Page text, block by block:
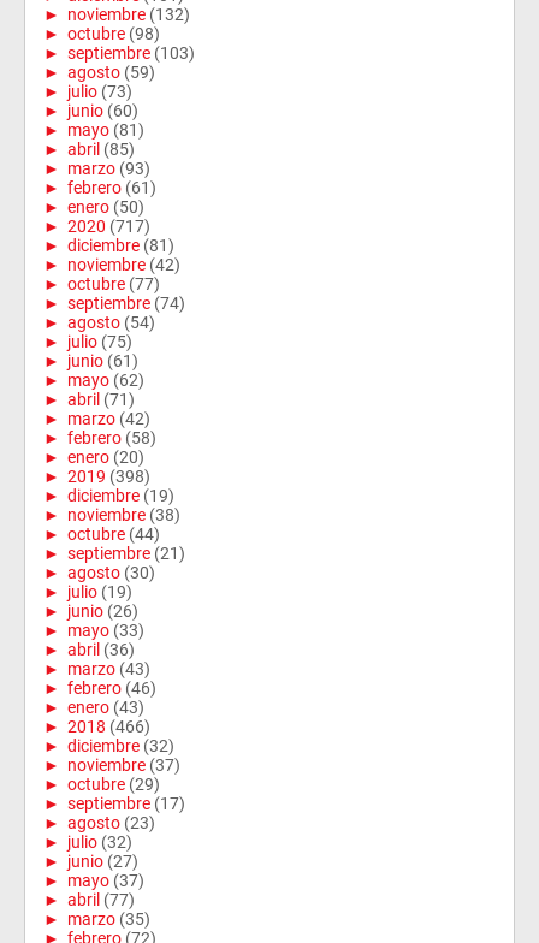
► noviembre (132)
► octubre (98)
► septiembre (103)
► agosto (59)
► julio (73)
► junio (60)
► mayo (81)
► abril (85)
► marzo (93)
► febrero (61)
► enero (50)
► 2020 (717)
► diciembre (81)
► noviembre (42)
► octubre (77)
► septiembre (74)
► agosto (54)
► julio (75)
► junio (61)
► mayo (62)
► abril (71)
► marzo (42)
► febrero (58)
► enero (20)
► 2019 (398)
► diciembre (19)
► noviembre (38)
► octubre (44)
► septiembre (21)
► agosto (30)
► julio (19)
► junio (26)
► mayo (33)
► abril (36)
► marzo (43)
► febrero (46)
► enero (43)
► 2018 (466)
► diciembre (32)
► noviembre (37)
► octubre (29)
► septiembre (17)
► agosto (23)
► julio (32)
► junio (27)
► mayo (37)
► abril (77)
► marzo (35)
► febrero (72)